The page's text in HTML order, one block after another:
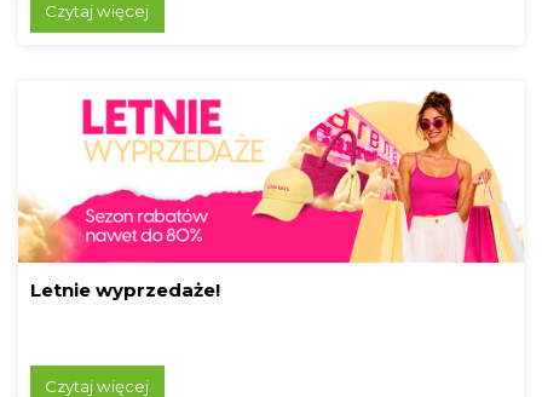
Czytaj więcej
Letnie wyprzedaże!
Czytaj więcej